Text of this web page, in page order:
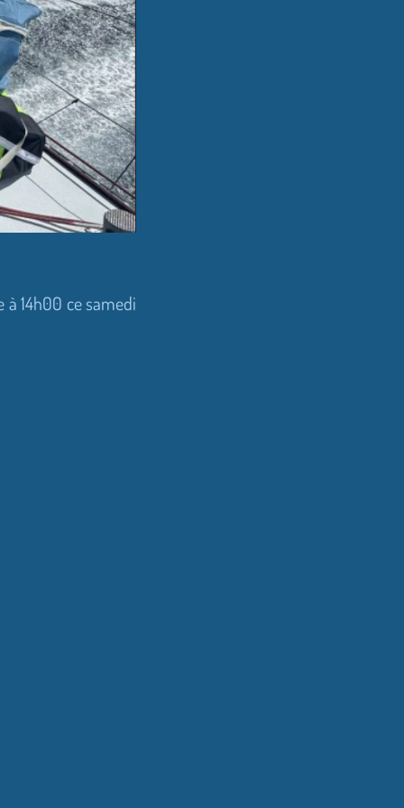
à 14h00 ce samedi